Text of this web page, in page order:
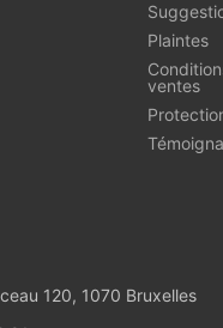
Plaintes
ventes
120, 1070 Bruxelles